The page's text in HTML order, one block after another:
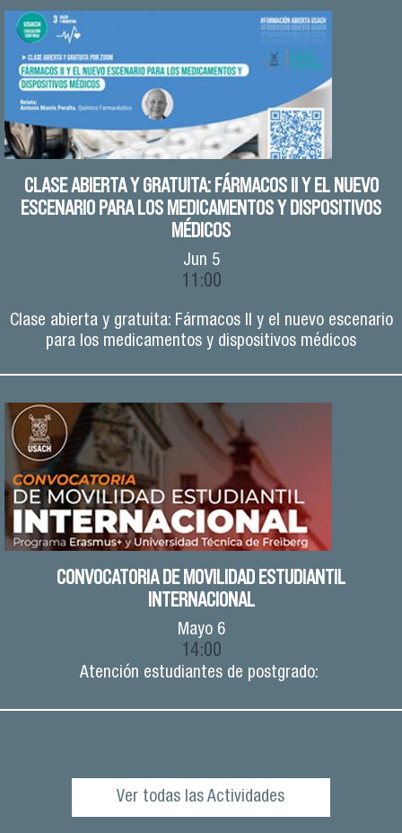
CLASE ABIERTA Y GRATUITA: FÁRMACOS II Y EL NUEVO
ESCENARIO PARA LOS MEDICAMENTOS Y DISPOSITIVOS
MÉDICOS
Jun 5
11:00
Clase abierta y gratuita: Fármacos II y el nuevo escenario
para los medicamentos y dispositivos médicos
CONVOCATORIA DE MOVILIDAD ESTUDIANTIL
INTERNACIONAL
Mayo6
14:00
Atención estudiantes de postgrado:
Ver todas las Actividades